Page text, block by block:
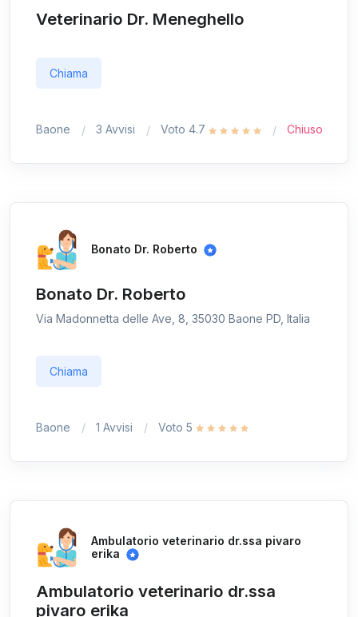
Veterinario Dr. Meneghello
Chiama
Baone 3 Avvisi Voto 4.7 Chiuso
Bonato Dr. Roberto
Bonato Dr. Roberto
Via Madonnetta delle Ave, 8, 35030 Baone PD, Italia
Chiama
Baone 1 Avvisi Voto 5
Ambulatorio veterinario dr.ssa pivaro
erika
Ambulatorio veterinario dr.ssa
pivaro erika